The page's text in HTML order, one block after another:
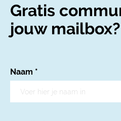
Gratis
jouw mailbox?
Naam *